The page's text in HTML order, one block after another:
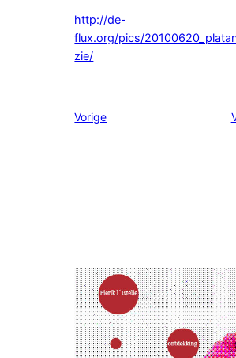
http://de-
flux.org/pics/
zie/
Vorige